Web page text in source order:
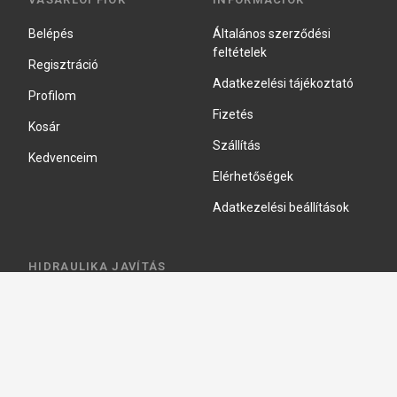
Belépés
Regisztráció
Profilom
Kosár
Kedvenceim
Általános szerződési
feltételek
Adatkezelési tájékoztató
Fizetés
Szállítás
Elérhetőségek
Adatkezelési beállítások
HIDRAULIKA JAVÍTÁS